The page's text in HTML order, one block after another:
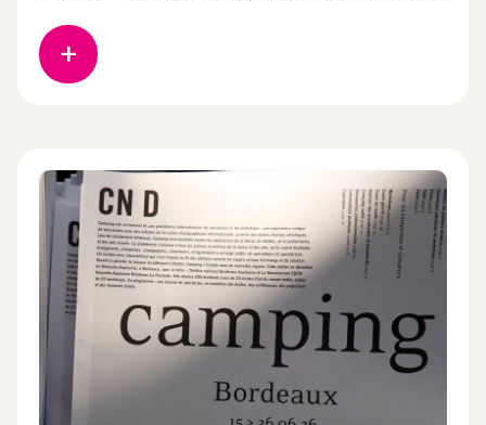
Sensibles – Sensible avec Iban Miremont (ESACTO-
Lido) La Fauve – Cosmo Bronco avec Shay Shaul et
Mathilde Hardel